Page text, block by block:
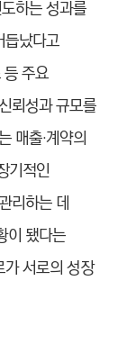
하는 성과를
듭났다고
주요
뢰성과 규모를
매출·계약의
기적인
리하는 데
이 됐다는
서로의 성장